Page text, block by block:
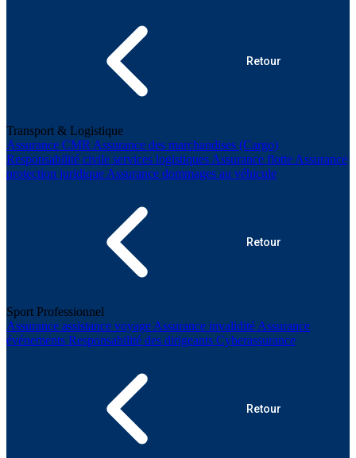
Retour
Transport & Logistique
Assurance CMR Assurance des marchandises (Cargo)
Responsabilité civile services logistiques Assurance flotte Assurance
protection juridique Assurance dommages au véhicule
Retour
Sport Professionnel
Assurance assistance voyage Assurance invalidité Assurance
événements Responsabilité des dirigeants Cyberassurance
Retour